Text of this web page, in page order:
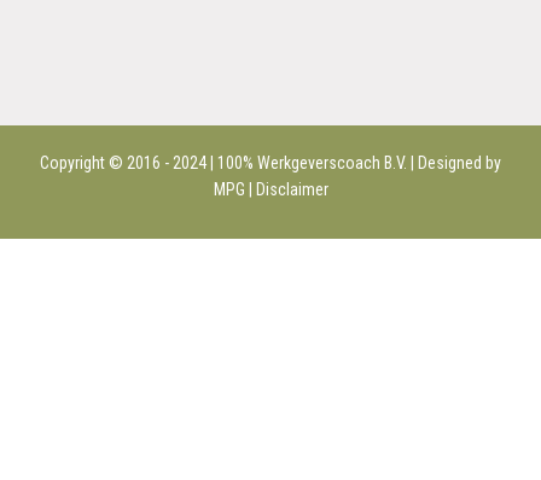
Copyright © 2016 - 2024 | 100% Werkgeverscoach B.V. | Designed by
MPG |
Disclaimer